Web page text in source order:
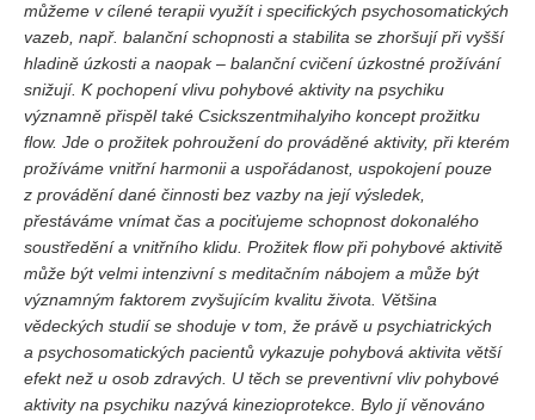
Vydání 1-2018
Vydání 4-2017
Vydání 3-2017
Vydání 2-2017
Vydání 1-2017
Vydání 4-2016
Archiv
EDITOŘI
BLOG
REDAKCE
můžeme v cílené terapii využít i specifických psychosomatických
vazeb, např. balanční schopnosti a stabilita se zhoršují při vyšší
hladině úzkosti a naopak – balanční cvičení úzkostné prožívání
snižují. K pochopení vlivu pohybové aktivity na psychiku
významně přispěl také Csickszentmihalyiho koncept prožitku
flow. Jde o prožitek pohroužení do prováděné aktivity, při kterém
prožíváme vnitřní harmonii a uspořádanost, uspokojení pouze
z provádění dané činnosti bez vazby na její výsledek,
přestáváme vnímat čas a pociťujeme schopnost dokonalého
soustředění a vnitřního klidu. Prožitek flow při pohybové aktivitě
může být velmi intenzivní s meditačním nábojem a může být
významným faktorem zvyšujícím kvalitu života. Většina
vědeckých studií se shoduje v tom, že právě u psychiatrických
a psychosomatických pacientů vykazuje pohybová aktivita větší
efekt než u osob zdravých. U těch se preventivní vliv pohybové
aktivity na psychiku nazývá kinezioprotekce. Bylo jí věnováno